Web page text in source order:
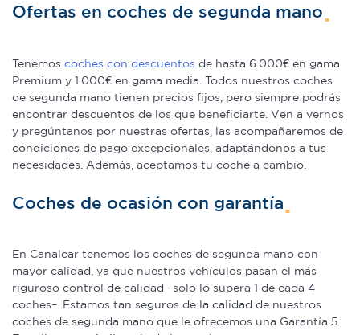
Ofertas en coches de segunda mano
Tenemos coches con descuentos de hasta 6.000€ en gama
Premium y 1.000€ en gama media. Todos nuestros coches
de segunda mano tienen precios fijos, pero siempre podrás
encontrar descuentos de los que beneficiarte. Ven a vernos
y pregúntanos por nuestras ofertas, las acompañaremos de
condiciones de pago excepcionales, adaptándonos a tus
necesidades. Además, aceptamos tu coche a cambio.
Coches de ocasión con garantía
En Canalcar tenemos los coches de segunda mano con
mayor calidad, ya que nuestros vehículos pasan el más
riguroso control de calidad –solo lo supera 1 de cada 4
coches–. Estamos tan seguros de la calidad de nuestros
coches de segunda mano que le ofrecemos una Garantía 5